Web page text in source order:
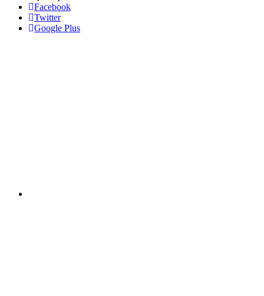
Facebook
Twitter
Google Plus